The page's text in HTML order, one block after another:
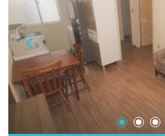
clínicas, ateliês, pequenos
prestadores de serviços,
um excelente ambiente
Diferenciais do imóvel: 2 dormitórios amplos;
Sala de estar; Cozinha; 1
Pátio privativo; 2 vagas
descobertas; Ambientes
distribuídos; Excelente